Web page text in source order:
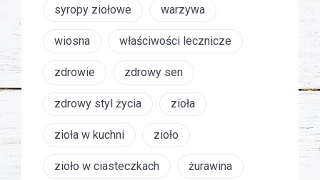
syropy ziołowe warzywa
wiosna właściwości lecznicze
zdrowie zdrowy sen
zdrowy styl życia zioła
zioła w kuchni zioło
zioło w ciasteczkach żurawina